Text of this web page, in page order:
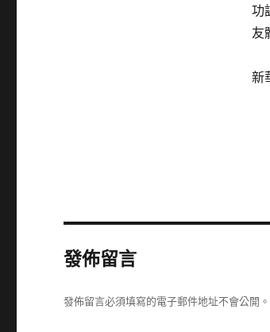
功
友
新
發佈留言
發佈留言必須填寫的電子郵件地址不會公開。